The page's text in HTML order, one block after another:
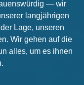
— wir
langjährigen
Lage, unseren
Wir gehen auf die
alles, um es ihnen